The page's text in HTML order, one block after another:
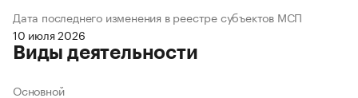
Дата последнего изменения в реестре субъектов МСП
10 июля 2026
Виды деятельности
Основной